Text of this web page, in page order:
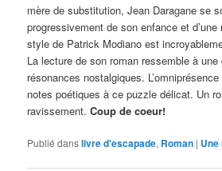
mère de substitution, Jean Daragane se
progressivement de son enfance et
style de Patrick Modiano est
La lecture de son roman ressemble à
résonances nostalgiques.
notes poétiques à ce puzzle délicat. Un
ravissement. Coup de coeur!
Publié danslivre d'escapade, Roman | Une